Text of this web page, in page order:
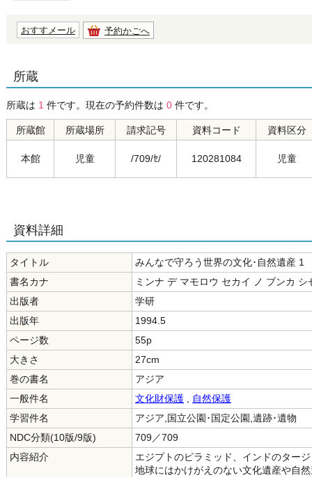
おすすメール 予約かごへ
所蔵
所蔵は 1 件です。現在の予約件数は 0 件です。
所蔵館 所蔵場所 請求記号 資料コード 資料区分
本館 児童 /709/ｾ/ 120281084 児童
資料詳細
タイトル
みんなで守ろう世界の文化･自然遺産 1
書名カナ
ミンナ デ マモロウ セカイ ノ ブンカ シ
出版者
学研
出版年
1994.5
ページ数
55p
大きさ
27cm
巻の書名
アジア
一般件名
文化財保護
自然保護
学習件名
アジア,国立公園･国定公園,遺跡･遺物
NDC分類(10版/9版)
709／709
内容紹介
エジプトのピラミッド、インドのター
地球にはかけがえのない文化遺産や自